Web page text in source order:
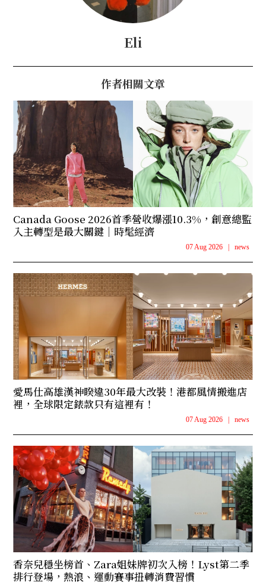
Eli
作者相關文章
Canada Goose 2026首季營收爆漲10.3%，創意總監
入主轉型是最大關鍵｜時髦經濟
07 Aug 2026 news
愛馬仕高雄漢神睽違30年最大改裝！港都風情搬進店
裡，全球限定錶款只有這裡有！
07 Aug 2026 news
香奈兒穩坐榜首、Zara姐妹牌初次入榜！Lyst第二季
排行登場，熱浪、運動賽事扭轉消費習慣